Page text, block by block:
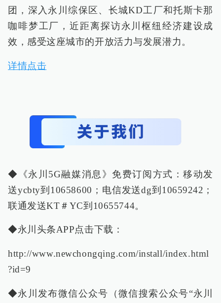
团，深入永川综保区、长城KD工厂和托斯卡那
咖啡梦工厂，近距离探访永川枢纽经济建设成
效，感受这座城市的开放活力与发展潜力。
详情点击
◆《永川5G融媒消息》免费订阅方式：移动发
送ycbty到10658600；电信发送dg到10659242；
联通发送KT＃YC到10655744。
◆永川头条APP点击下载：
http://www.newchongqing.com/install/index.html
?id=9
◆永川发布微信公众号（微信搜索公众号“永川